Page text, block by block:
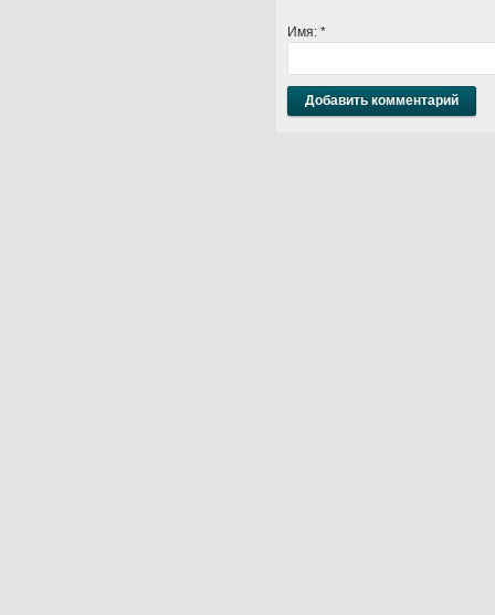
Имя: *